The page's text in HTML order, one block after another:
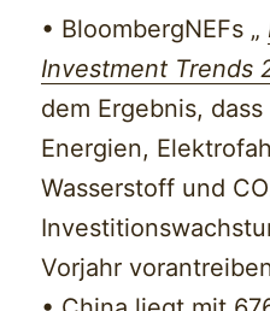
• BloombergNEFs „
Investment Trends
dem Ergebnis,
Energien,
Wasserstoff und
Vorjahr